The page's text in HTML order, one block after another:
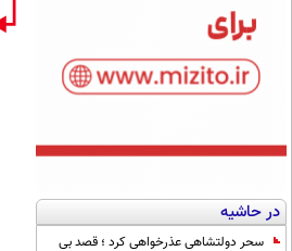
در حاشیه
سحر دولتشاهی عذرخواهی کرد ؛ قصد بی